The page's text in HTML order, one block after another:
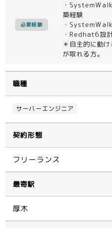
必要経験
・
築経験
・
・Redhat6設
＊自主的に動
が取れる方。
職種
サーバーエンジニア
契約形態
フリーランス
最寄駅
厚木